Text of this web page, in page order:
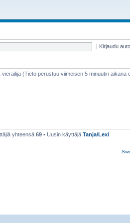
| Kirjaudu
(Tieto perustuu viimeisen 5 minuutin aikana
yhteensä 69 • Uusin käyttäjä Tanja/Lexi